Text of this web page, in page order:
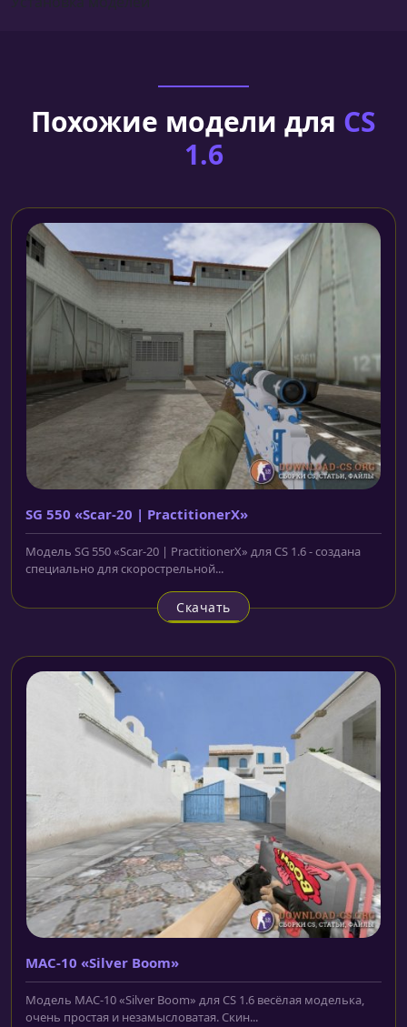
Похожие модели для CS
1.6
SG 550 «Scar-20 | PractitionerX»
Модель SG 550 «Scar-20 | PractitionerX» для CS 1.6 - создана
специально для скорострельной...
Скачать
MAC-10 «Silver Boom»
Модель MAC-10 «Silver Boom» для CS 1.6 весёлая моделька,
очень простая и незамысловатая. Скин...